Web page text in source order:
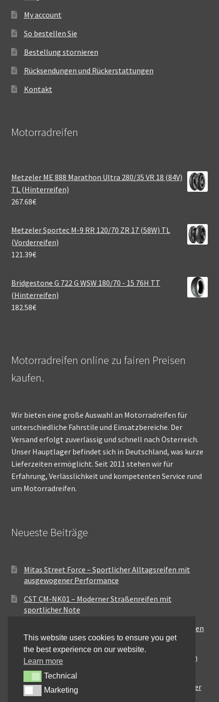
My account
So bestellen Sie
Bestellung stornieren
Rücksendungen und Rückerstattungen
Kontakt
Motorradreifen
Metzeler ME 888 Marathon Ultra 280/35 VR 18 (84V)
TL (Hinterreifen)
267.68€
Metzeler Sportec M-9 RR 120/70 ZR 17 (58W) TL
(Vorderreifen)
121.39€
Bridgestone G 722 G WSW 180/70 - 15 76H TT
(Hinterreifen)
182.58€
Motorradreifen online zu fairen Preisen
kaufen.
Wir bieten eine große Auswahl an Motorradreifen für
unterschiedliche Fahrstile und Einsatzbereiche. Der
Versand erfolgt zuverlässig und schnell nach Österreich.
Unser Hauptlager befindet sich in Deutschland, was kurze
Lieferzeiten ermöglicht. Seit 2011 stehen wir für
Erfahrung, Verlässlichkeit und kompetenten Service rund
um Motorradreifen.
Neueste Beiträge
Mitas Street Force – Sportlicher Alltagsreifen mit
ausgewogener Performance
CST CM-NK01 – Moderner Straßenreifen mit
sportlicher Note
Maxxis MA-ST3 – Ausgewogener Sport-Touring-Reifen
für vielseitige Einsätze
Pirelli City Demon – Zuverlässigkeit für den urbanen
Alltag
Metzeler Perfect ME77 – Klassische Optik mit solider
Straßenperformance
This website uses cookies to ensure you get
the best experience on our website.
Learn more
TechnicalTechnical
MarketingMarketing